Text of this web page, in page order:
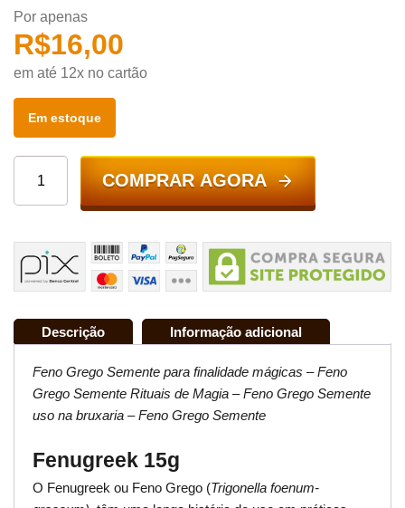
Por apenas
R$16,00
em até 12x no cartão
Em estoque
COMPRAR AGORA
Descrição Informação adicional
Feno Grego Semente para finalidade mágicas – Feno
Grego Semente Rituais de Magia – Feno Grego Semente
uso na bruxaria – Feno Grego Semente
Fenugreek 15g
O Fenugreek ou Feno Grego (Trigonella foenum-